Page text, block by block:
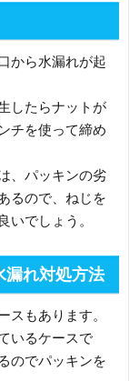
から水漏れが起
したらナットが
チを使って締め
、パッキンの劣
るので、ねじを
いでしょう。
漏れ対処方法
スもあります。
いるケースで
のでパッキンを